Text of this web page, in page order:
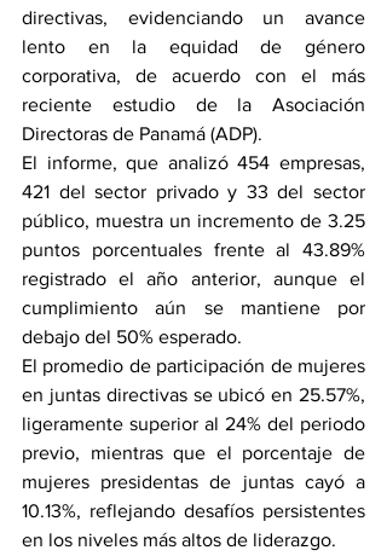
directivas, evidenciando un avance
lento en la equidad de género
corporativa, de acuerdo con el más
reciente estudio de la Asociación
Directoras de Panamá (ADP).
El informe, que analizó 454 empresas,
421 del sector privado y 33 del sector
público, muestra un incremento de 3.25
puntos porcentuales frente al 43.89%
registrado el año anterior, aunque el
cumplimiento aún se mantiene por
debajo del 50% esperado.
El promedio de participación de mujeres
en juntas directivas se ubicó en 25.57%,
ligeramente superior al 24% del periodo
previo, mientras que el porcentaje de
mujeres presidentas de juntas cayó a
10.13%, reflejando desafíos persistentes
en los niveles más altos de liderazgo.